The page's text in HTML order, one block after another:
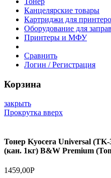
Канцелярские товары
Картриджи для
Оборудование для
Принтеры и МФУ
Сравнить
Логин / Регистрация
Корзина
закрыть
Прокрутка вверх
Тонер Kyocera Universal (TK-
(кан. 1кг) B&W Premium
1459,00Р